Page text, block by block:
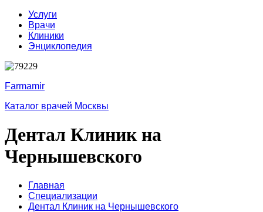
Услуги
Врачи
Клиники
Энциклопедия
Farmamir
Каталог врачей Москвы
Дентал Клиник на
Чернышевского
Главная
Специализации
Дентал Клиник на Чернышевского